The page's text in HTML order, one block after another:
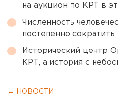
на аукцион по КРТ в
Численность
постепенно
Исторический центр
КРТ, а история с
← НОВОСТИ